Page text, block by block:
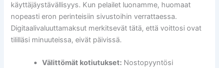
käyttäjäystävällisyys. Kun pelailet luonamme, huomaat
nopeasti eron perinteisiin sivustoihin verrattaessa.
Digitaalivaluuttamaksut merkitsevät tätä, että voittosi ovat
tililläsi minuuteissa, eivät päivissä.
Välittömät kotiutukset: Nostopyyntösi